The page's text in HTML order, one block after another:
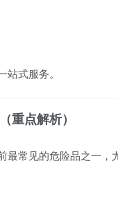
站式服务。
重点解析）
最常见的危险品之一，